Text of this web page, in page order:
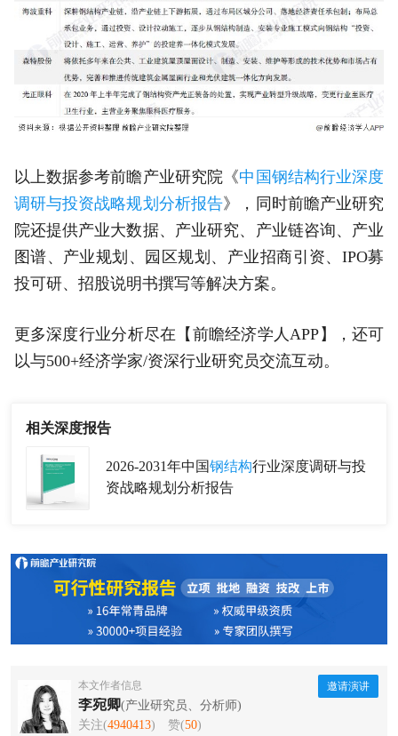
以上数据参考前瞻产业研究院《中国钢结构行业深度
调研与投资战略规划分析报告》，同时前瞻产业研究
院还提供产业大数据、产业研究、产业链咨询、产业
图谱、产业规划、园区规划、产业招商引资、IPO募
投可研、招股说明书撰写等解决方案。
更多深度行业分析尽在【前瞻经济学人APP】，还可
以与500+经济学家/资深行业研究员交流互动。
相关深度报告
2026-2031年中国钢结构行业深度调研与投
资战略规划分析报告
本文作者信息
李宛卿(产业研究员、分析师)
关注(4940413) 赞(50)
邀请演讲